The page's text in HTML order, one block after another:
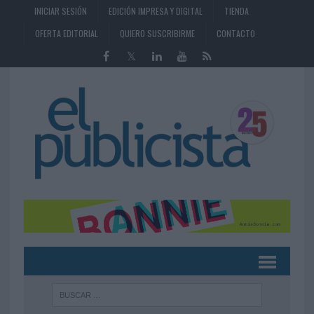
INICIAR SESIÓN EDICIÓN IMPRESA Y DIGITAL
TIENDA
OFERTA EDITORIAL
QUIERO SUSCRIBIRME CONTACTO